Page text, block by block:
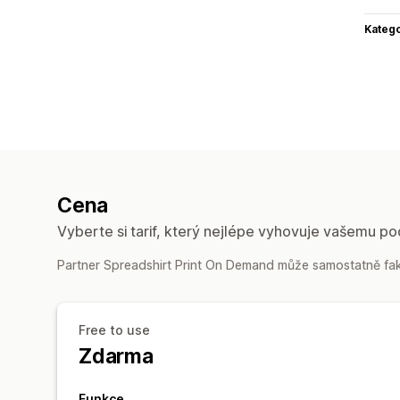
Cena
Vyberte si tarif, který nejlépe vyhovuje vašemu
Partner Spreadshirt Print On Demand může samostatně
Free to use
Zdarma